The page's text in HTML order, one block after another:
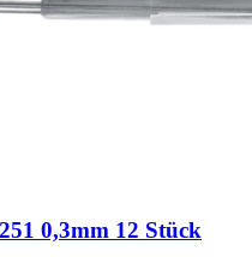
0,3mm 12 Stück